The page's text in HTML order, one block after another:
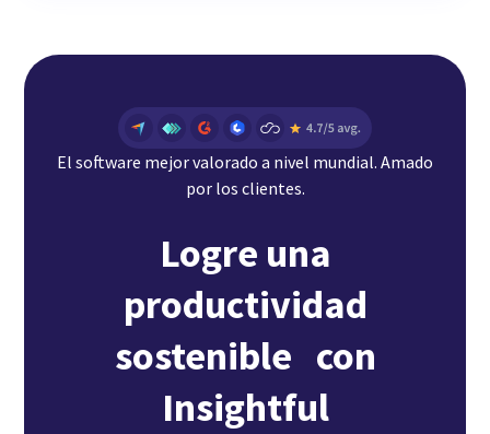
El software mejor valorado a nivel mundial. Amado
por los clientes.
Logre una
productividad
sostenible con
Insightful